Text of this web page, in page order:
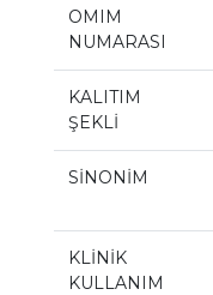
OMIM
NUMARASI
KALITIM
ŞEKLİ
SİNONİM
KLİNİK
KULLANIM